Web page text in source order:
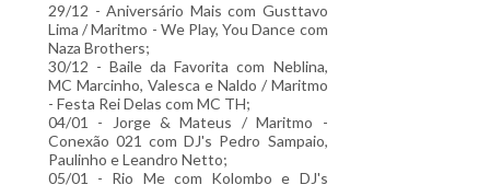
29/12 - Aniversário Mais com Gusttavo
Lima / Maritmo - We Play, You Dance com
Naza Brothers;
30/12 - Baile da Favorita com Neblina,
MC Marcinho, Valesca e Naldo / Maritmo
- Festa Rei Delas com MC TH;
04/01 - Jorge & Mateus / Maritmo -
Conexão 021 com DJ's Pedro Sampaio,
Paulinho e Leandro Netto;
05/01 - Rio Me com Kolombo e DJ's